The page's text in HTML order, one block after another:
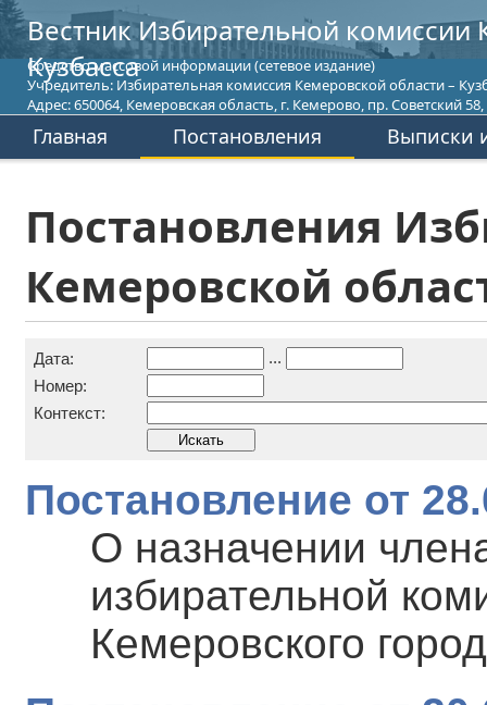
Вестник Избирательной комиссии
Кузбасса
Средство массовой информации (сетевое издание)
Учредитель: Избирательная комиссия Кемеровской области –
Адрес: 650064, Кемеровская область, г. Кемерово, пр. Советский 58,
Главная Постановления Выписки
Постановления
Кемеровской
Дата:
...
Номер:
Контекст:
Постановление от
О назначении
избирательной
Кемеровского